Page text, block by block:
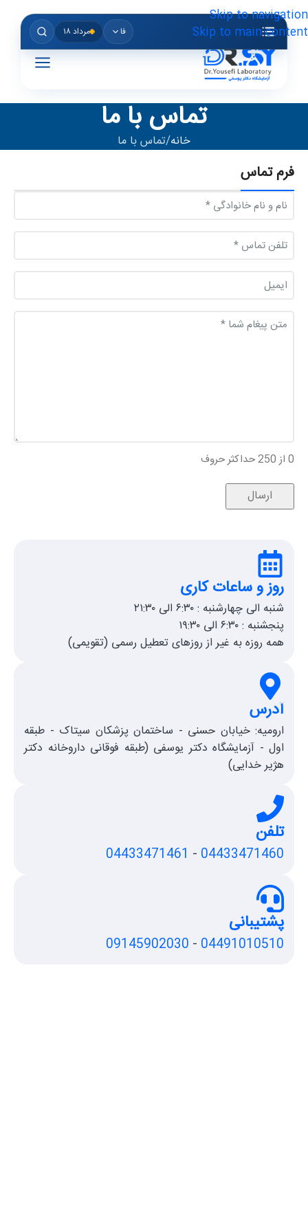
Skip to navigation
Skip to main content
فا مرداد ۱۸
تماس با ما
خانه تماس با ما
فرم تماس
نام
خانوادگی
تلفن
(ضروری)
ایمیل
پیغام
0 از 250 حداکثر حروف
روز و ساعات کاری
شنبه الی چهارشنبه : ۶:۳۰ الی ۲۱:۳۰
پنجشنبه : ۶:۳۰ الی ۱۹:۳۰
همه روزه به غیر از روزهای تعطیل رسمی (تقویمی)
آدرس
ارومیه: خیابان حسنی - ساختمان پزشکان سیتاک - طبقه
اول - آزمایشگاه دکتر یوسفی (طبقه فوقانی داروخانه دکتر
هژیر خدایی)
تلفن
04433471460
-
04433471461
پشتیبانی
04491010510
-
09145902030